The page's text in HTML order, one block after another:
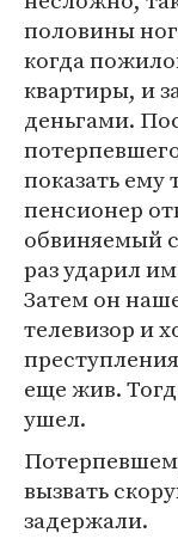
половины
когда
квартиры, и
деньгами.
показать ему
пенсионер
обвиняемый
раз ударил
Затем он
телевизор и
еще жив.
ушел.
вызвать
задержали.